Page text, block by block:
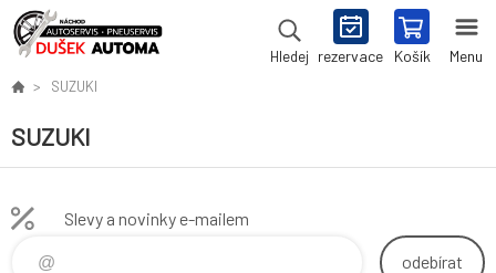
Hledej rezervace Košík Menu
SUZUKI
SUZUKI
Slevy a novinky e-mailem
odebírat